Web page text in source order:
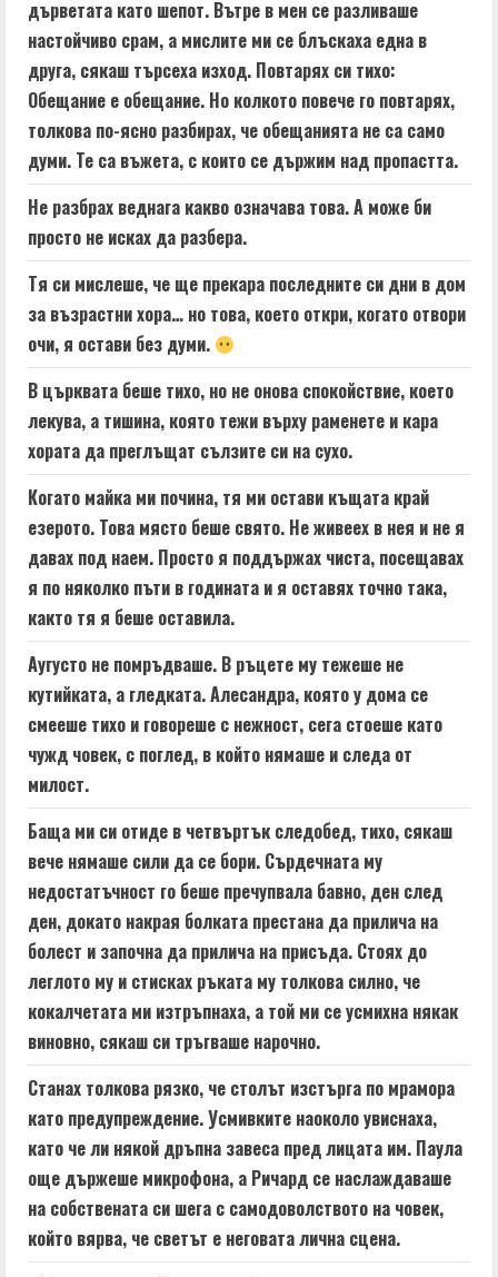
дърветата като шепот. Вътре в мен се разливаше
настойчиво срам, а мислите ми се блъскаха една в
друга, сякаш търсеха изход. Повтарях си тихо:
Обещание е обещание. Но колкото повече го повтарях,
толкова по-ясно разбирах, че обещанията не са само
думи. Те са въжета, с които се държим над пропастта.
Не разбрах веднага какво означава това. А може би
просто не исках да разбера.
Тя си мислеше, че ще прекара последните си дни в дом
за възрастни хора… но това, което откри, когато отвори
очи, я остави без думи.
В църквата беше тихо, но не онова спокойствие, което
лекува, а тишина, която тежи върху раменете и кара
хората да преглъщат сълзите си на сухо.
Когато майка ми почина, тя ми остави къщата край
езерото. Това място беше свято. Не живеех в нея и не я
давах под наем. Просто я поддържах чиста, посещавах
я по няколко пъти в годината и я оставях точно така,
както тя я беше оставила.
Аугусто не помръдваше. В ръцете му тежеше не
кутийката, а гледката. Алесандра, която у дома се
смееше тихо и говореше с нежност, сега стоеше като
чужд човек, с поглед, в който нямаше и следа от
милост.
Баща ми си отиде в четвъртък следобед, тихо, сякаш
вече нямаше сили да се бори. Сърдечната му
недостатъчност го беше пречупвала бавно, ден след
ден, докато накрая болката престана да прилича на
болест и започна да прилича на присъда. Стоях до
леглото му и стисках ръката му толкова силно, че
кокалчетата ми изтръпнаха, а той ми се усмихна някак
виновно, сякаш си тръгваше нарочно.
Станах толкова рязко, че столът изстърга по мрамора
като предупреждение. Усмивките наоколо увиснаха,
като че ли някой дръпна завеса пред лицата им. Паула
още държеше микрофона, а Ричард се наслаждаваше
на собствената си шега с самодоволството на човек,
който вярва, че светът е неговата лична сцена.